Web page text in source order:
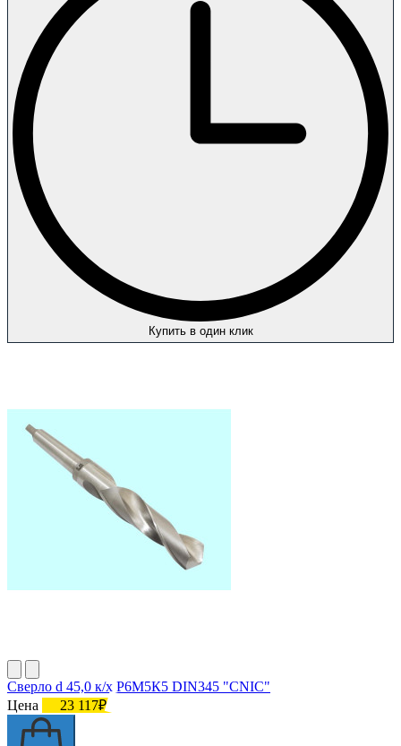
Купить в один клик
Сверло d 45,0 к/х Р6М5К5 DIN345 "CNIC"
Цена
23 117₽